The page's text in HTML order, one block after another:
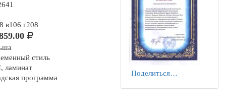
в106 г208
стиль
ламинат
программа
Поделиться…